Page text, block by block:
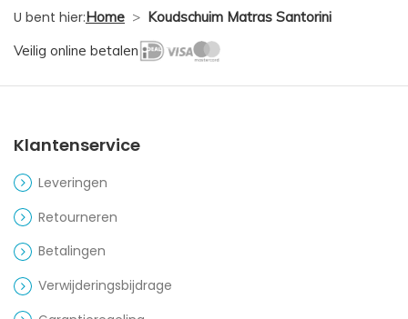
U bent hier:Home > Koudschuim Matras Santorini
Veilig online betalen
Klantenservice
Leveringen
Retourneren
Betalingen
Verwijderingsbijdrage